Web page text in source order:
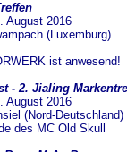
August 2016
(Luxemburg)
ist anwesend!
- 2. Jialing
2016
Deutschland)
MC Old Skull